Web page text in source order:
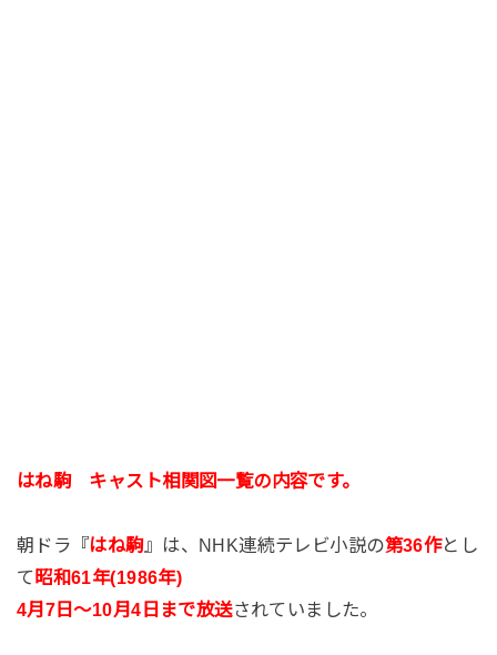
はね駒 キャスト相関図一覧の内容です。
朝ドラ『はね駒』は、NHK連続テレビ小説の第36作とし
て 昭和61年(1986年)
4月7日～10月4日まで放送されていました。